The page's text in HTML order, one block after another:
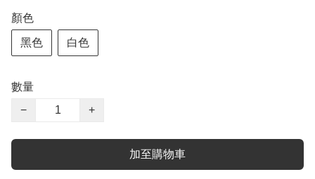
顏色
黑色 白色
數量
−
+
加至購物車